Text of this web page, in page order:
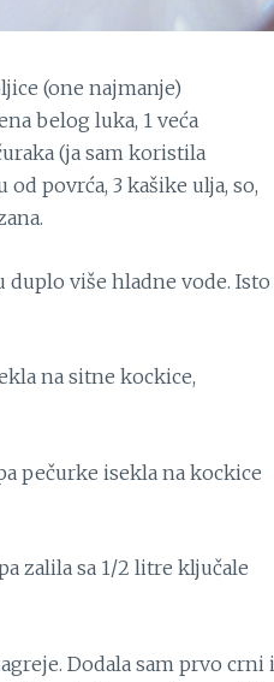
(one najmanje)
belog luka, 1 veća
(ja sam koristila
povrća, 3 kašike ulja, so,
duplo više hladne vode. Isto
na sitne kockice,
pečurke isekla na kockice
zalila sa 1/2 litre ključale
Dodala sam prvo crni i